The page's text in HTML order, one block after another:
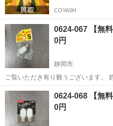
COYASH
0624-067 【無
0円
静岡市
ご覧いただき有り難うございます。 静岡市とジモティーが連携して運
営しています。 粗⼤ごみ等の減量を
スしています。 ★★★★★ ご自宅にある不要品を是非ジモティースポ
ットへお持...
静岡 静岡市 リ
0624-068 【無
0円